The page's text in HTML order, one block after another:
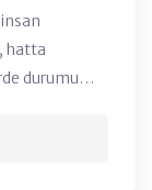
hatta
durumu